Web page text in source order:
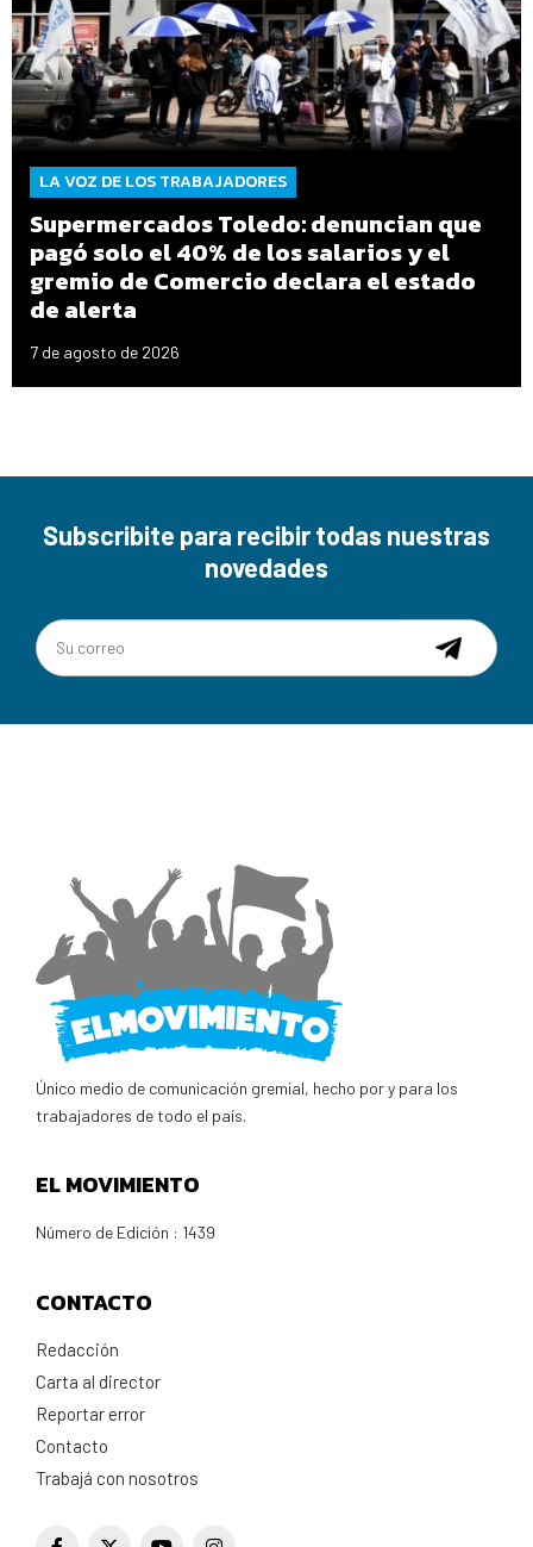
LA VOZ DE LOS TRABAJADORES
Supermercados Toledo: denuncian que
pagó solo el 40% de los salarios y el
gremio de Comercio declara el estado
de alerta
7 de agosto de 2026
Subscribite para recibir todas nuestras
novedades
Único medio de comunicación gremial, hecho por y para los
trabajadores de todo el país.
EL MOVIMIENTO
Número de Edición : 1439
CONTACTO
Redacción
Carta al director
Reportar error
Contacto
Trabajá con nosotros